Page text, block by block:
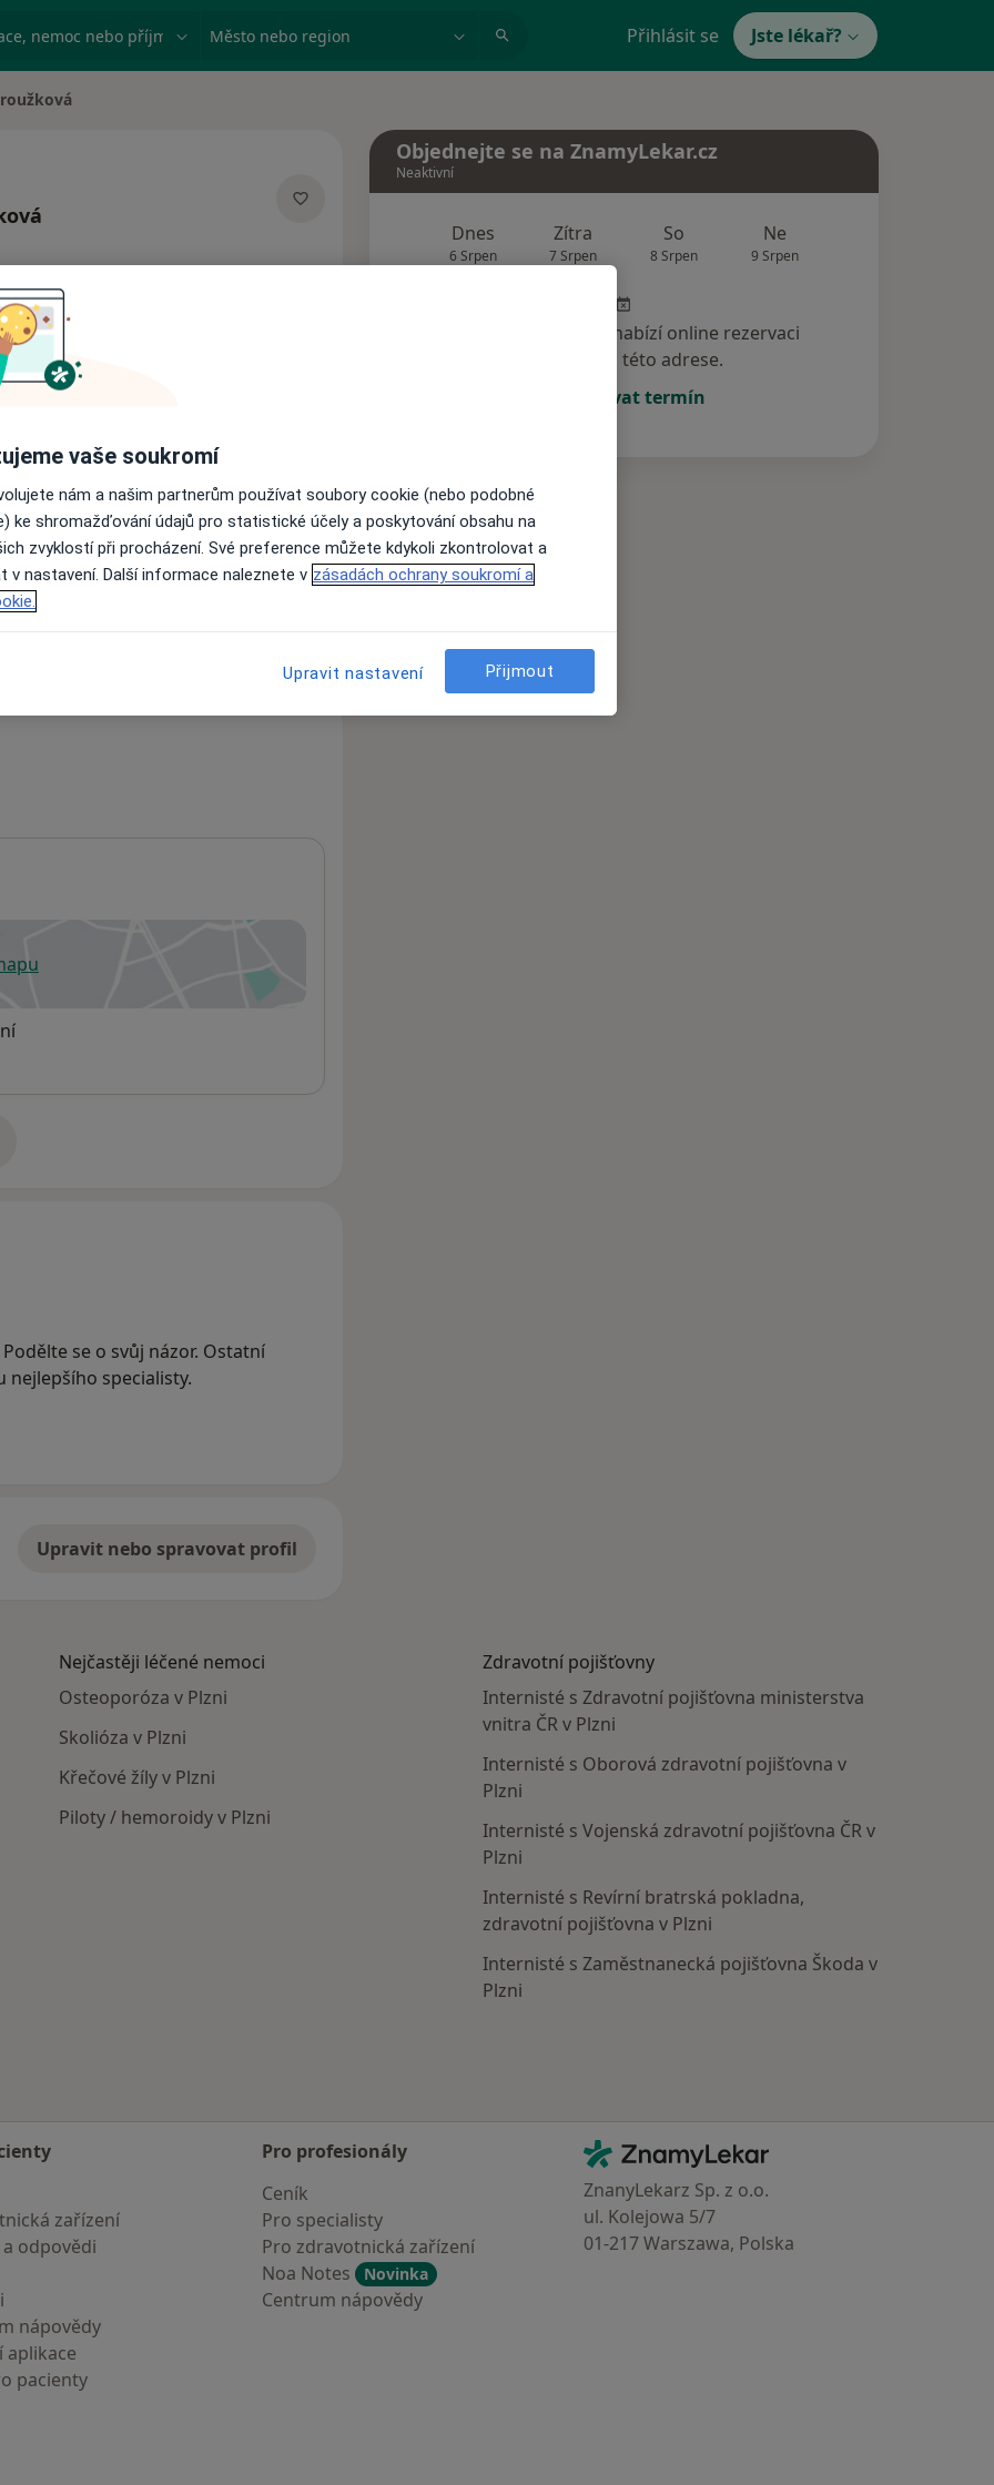
nemoc nebo příjmení Město nebo region Přihlásit se Jste lékař?
Rezervovat termín
Názory pacientů
nejsou k dispozici
informace o svých službách.
v nové záložce
se o svůj názor. Ostatní
nejlepšího specialisty.
Upravit nebo spravovat profil
Objednejte se na ZnamyLekar.cz
Neaktivní
Dnes
6 Srpen
Zítra
7 Srpen
So
8 Srpen
Ne
9 Srpen
Tento specialista nenabízí online rezervaci
termínu na této adrese.
Rezervovat termín
Nejčastěji léčené nemoci
Osteoporóza v Plzni
Skolióza v Plzni
Křečové žíly v Plzni
Piloty / hemoroidy v Plzni
Zdravotní pojišťovny
Internisté s Zdravotní pojišťovna ministerstva
vnitra ČR v Plzni
Internisté s Oborová zdravotní pojišťovna v
Plzni
Internisté s Vojenská zdravotní pojišťovna ČR v
Plzni
Internisté s Revírní bratrská pokladna,
zdravotní pojišťovna v Plzni
Internisté s Zaměstnanecká pojišťovna Škoda v
Plzni
zařízení
odpovědi
nápovědy
aplikace
pacienty
Pro profesionály
Ceník
Pro specialisty
Pro zdravotnická zařízení
Noa Notes
Novinka
Centrum nápovědy
Kontakt
ZnamyLekar - Hlavní stránka
ZnanyLekarz Sp. z o.o.
ul. Kolejowa 5/7
01-217 Warszawa, Polska
vaše soukromí
nám a našim partnerům používat soubory cookie (nebo podobné
ke shromažďování údajů pro statistické účely a poskytování obsahu na
zvyklostí při procházení. Své preference můžete kdykoli zkontrolovat a
v nastavení. Další informace naleznete v zásadách ochrany soukromí a
Upravit nastavení Přijmout